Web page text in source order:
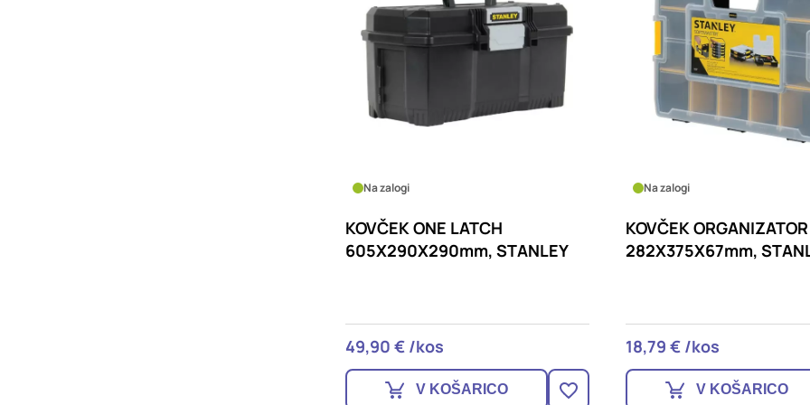
Na zalogi
KOVČEK ONE LATCH
605X290X290mm, STANLEY
49,90 € /kos
V KOŠARICO
Na zalogi
KOVČEK ORGANIZATOR
282X375X67mm,
18,79 € /kos
V KOŠARICO